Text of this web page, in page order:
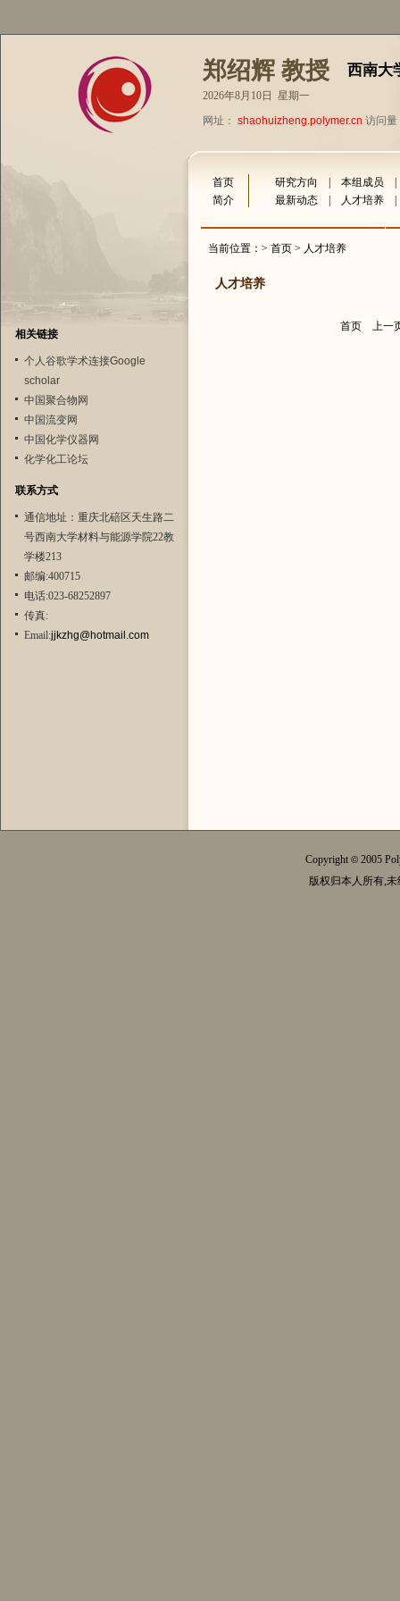
郑绍辉 教授 西南大
2026年8月10日 星期一
网址： shaohuizheng.polymer.cn 访问量
相关链接
个人谷歌学术连接Google
scholar
中国聚合物网
中国流变网
中国化学仪器网
化学化工论坛
联系方式
通信地址：重庆北碚区天生路二
号西南大学材料与能源学院22教
学楼213
邮编:400715
电话:023-68252897
传真:
Email:jjkzhg@hotmail.com
首页 研究方向 本组成员
简介
最新动态 人才培养
当前位置：> 首页 > 人才培养
人才培养
首页 上一
Copyright© 2005
版权归本人所有,